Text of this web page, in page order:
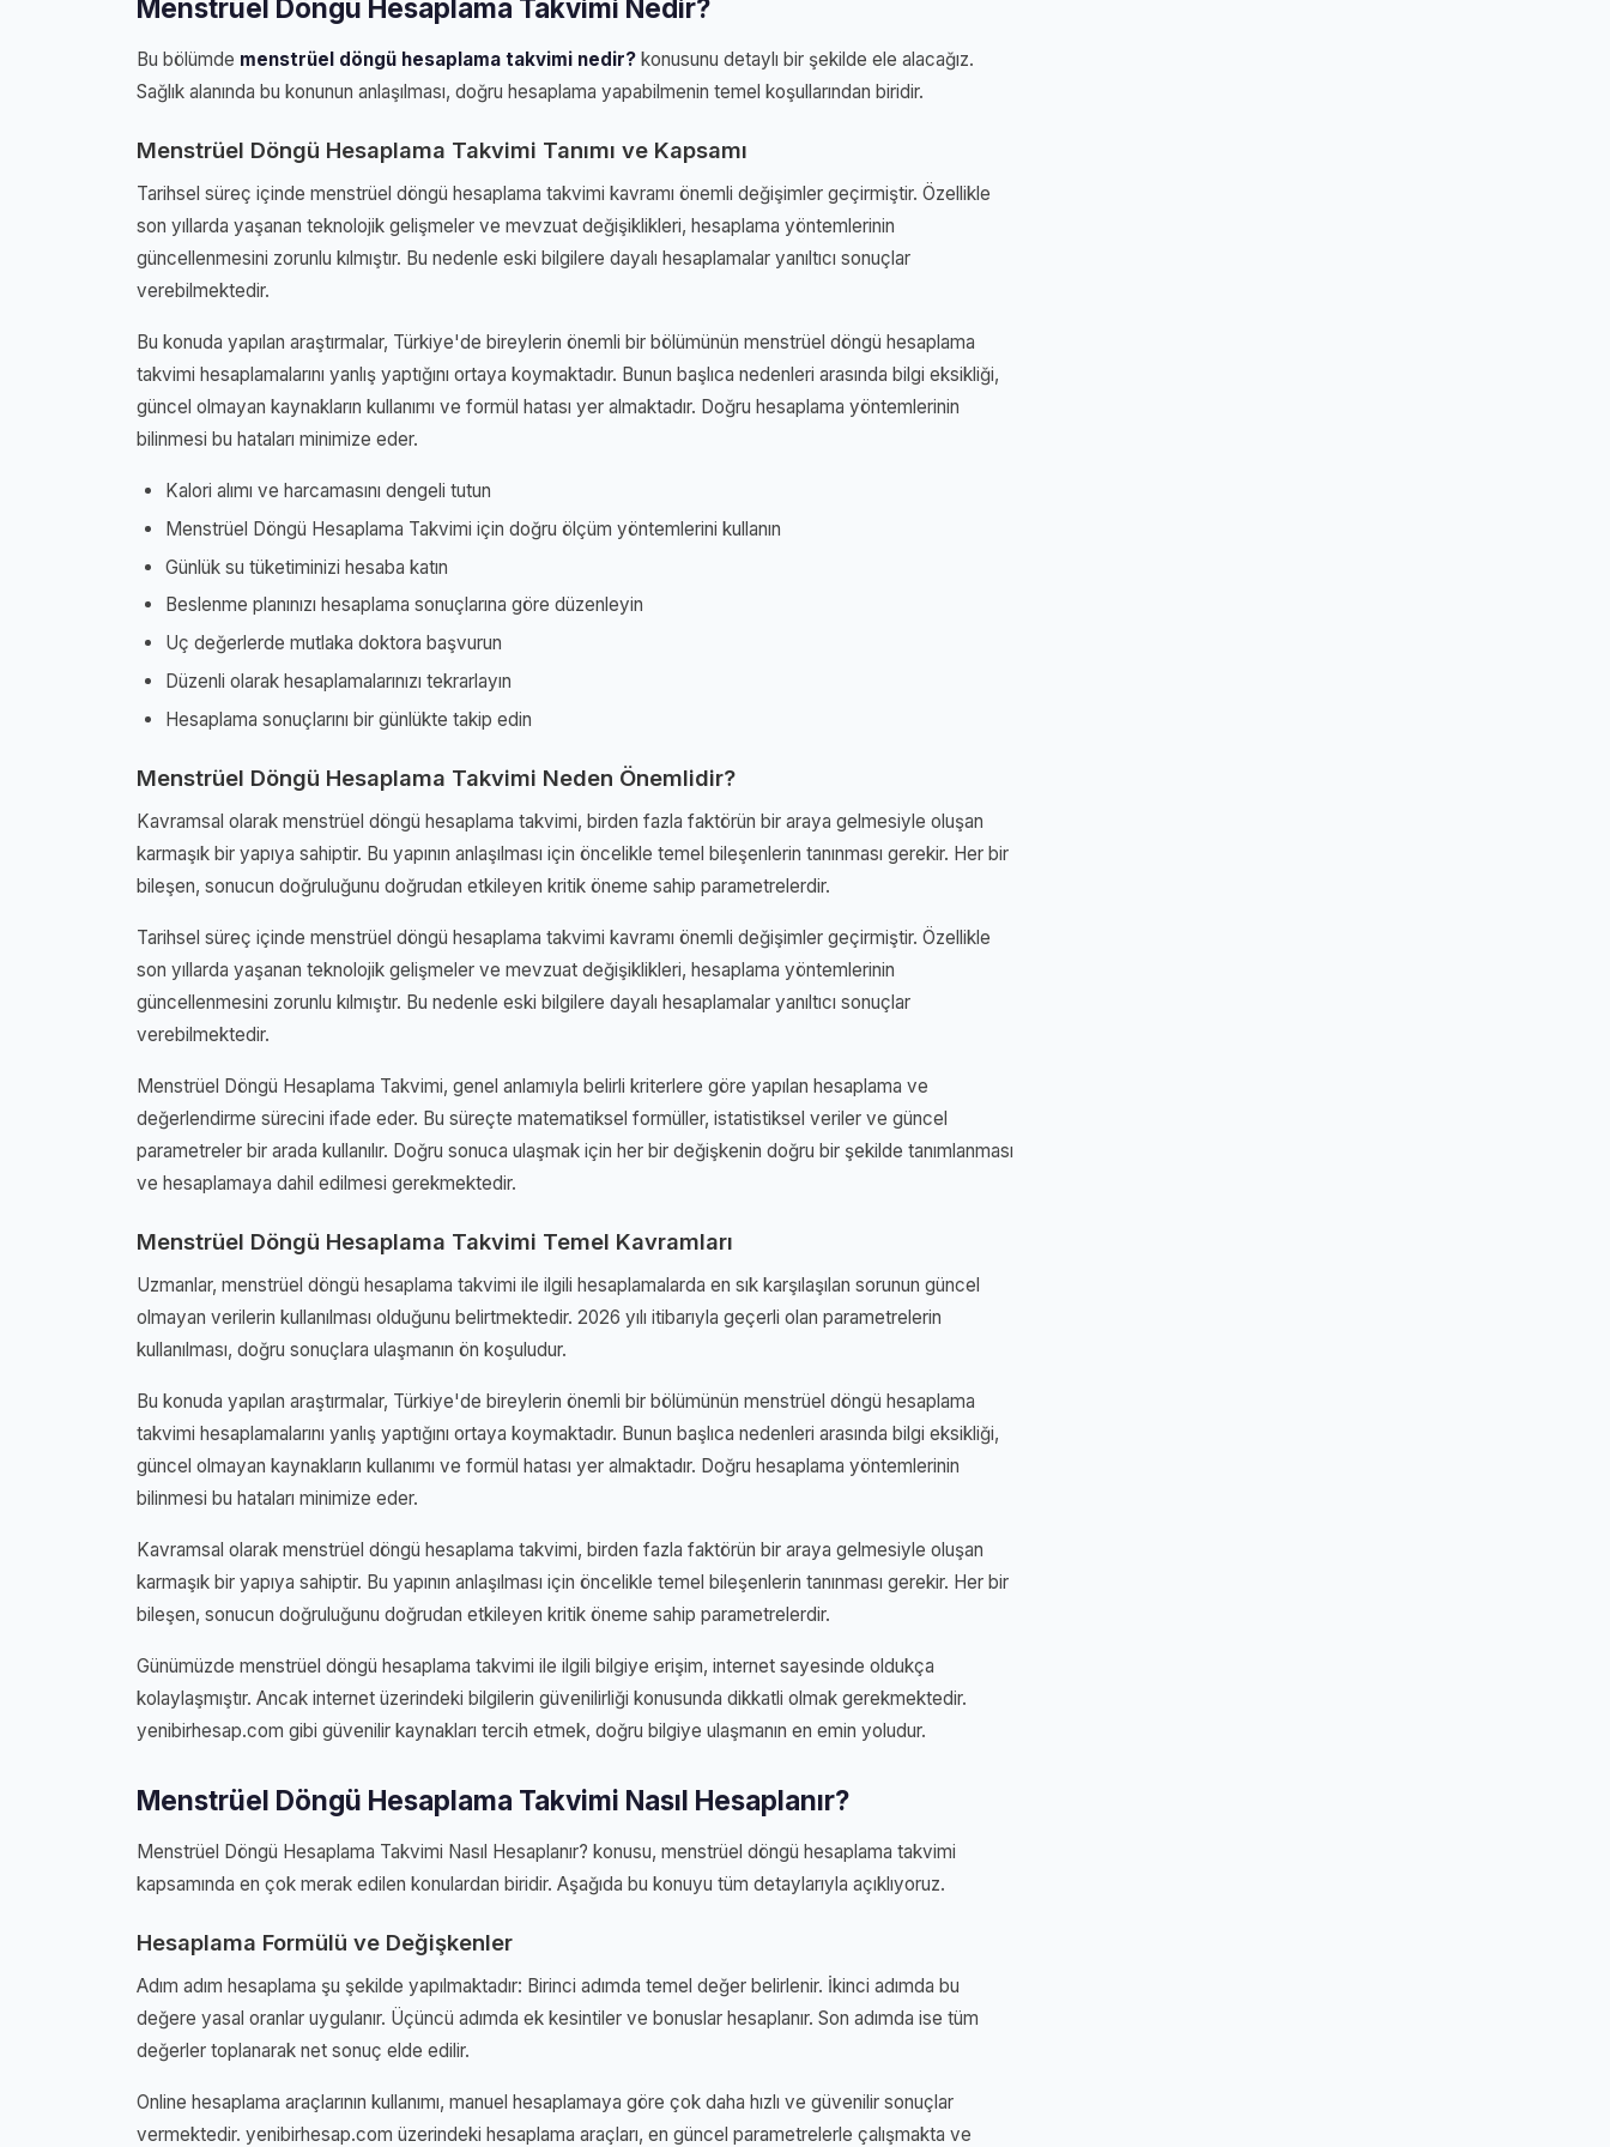
Menstrüel Döngü Hesaplama Takvimi Nedir?
Bu bölümde menstrüel döngü hesaplama takvimi nedir? konusunu detaylı bir şekilde ele alacağız.
Sağlık alanında bu konunun anlaşılması, doğru hesaplama yapabilmenin temel koşullarından biridir.
Menstrüel Döngü Hesaplama Takvimi Tanımı ve Kapsamı
Tarihsel süreç içinde menstrüel döngü hesaplama takvimi kavramı önemli değişimler geçirmiştir. Özellikle
son yıllarda yaşanan teknolojik gelişmeler ve mevzuat değişiklikleri, hesaplama yöntemlerinin
güncellenmesini zorunlu kılmıştır. Bu nedenle eski bilgilere dayalı hesaplamalar yanıltıcı sonuçlar
verebilmektedir.
Bu konuda yapılan araştırmalar, Türkiye'de bireylerin önemli bir bölümünün menstrüel döngü hesaplama
takvimi hesaplamalarını yanlış yaptığını ortaya koymaktadır. Bunun başlıca nedenleri arasında bilgi eksikliği,
güncel olmayan kaynakların kullanımı ve formül hatası yer almaktadır. Doğru hesaplama yöntemlerinin
bilinmesi bu hataları minimize eder.
Kalori alımı ve harcamasını dengeli tutun
Menstrüel Döngü Hesaplama Takvimi için doğru ölçüm yöntemlerini kullanın
Günlük su tüketiminizi hesaba katın
Beslenme planınızı hesaplama sonuçlarına göre düzenleyin
Uç değerlerde mutlaka doktora başvurun
Düzenli olarak hesaplamalarınızı tekrarlayın
Hesaplama sonuçlarını bir günlükte takip edin
Menstrüel Döngü Hesaplama Takvimi Neden Önemlidir?
Kavramsal olarak menstrüel döngü hesaplama takvimi, birden fazla faktörün bir araya gelmesiyle oluşan
karmaşık bir yapıya sahiptir. Bu yapının anlaşılması için öncelikle temel bileşenlerin tanınması gerekir. Her bir
bileşen, sonucun doğruluğunu doğrudan etkileyen kritik öneme sahip parametrelerdir.
Tarihsel süreç içinde menstrüel döngü hesaplama takvimi kavramı önemli değişimler geçirmiştir. Özellikle
son yıllarda yaşanan teknolojik gelişmeler ve mevzuat değişiklikleri, hesaplama yöntemlerinin
güncellenmesini zorunlu kılmıştır. Bu nedenle eski bilgilere dayalı hesaplamalar yanıltıcı sonuçlar
verebilmektedir.
Menstrüel Döngü Hesaplama Takvimi, genel anlamıyla belirli kriterlere göre yapılan hesaplama ve
değerlendirme sürecini ifade eder. Bu süreçte matematiksel formüller, istatistiksel veriler ve güncel
parametreler bir arada kullanılır. Doğru sonuca ulaşmak için her bir değişkenin doğru bir şekilde tanımlanması
ve hesaplamaya dahil edilmesi gerekmektedir.
Menstrüel Döngü Hesaplama Takvimi Temel Kavramları
Uzmanlar, menstrüel döngü hesaplama takvimi ile ilgili hesaplamalarda en sık karşılaşılan sorunun güncel
olmayan verilerin kullanılması olduğunu belirtmektedir. 2026 yılı itibarıyla geçerli olan parametrelerin
kullanılması, doğru sonuçlara ulaşmanın ön koşuludur.
Bu konuda yapılan araştırmalar, Türkiye'de bireylerin önemli bir bölümünün menstrüel döngü hesaplama
takvimi hesaplamalarını yanlış yaptığını ortaya koymaktadır. Bunun başlıca nedenleri arasında bilgi eksikliği,
güncel olmayan kaynakların kullanımı ve formül hatası yer almaktadır. Doğru hesaplama yöntemlerinin
bilinmesi bu hataları minimize eder.
Kavramsal olarak menstrüel döngü hesaplama takvimi, birden fazla faktörün bir araya gelmesiyle oluşan
karmaşık bir yapıya sahiptir. Bu yapının anlaşılması için öncelikle temel bileşenlerin tanınması gerekir. Her bir
bileşen, sonucun doğruluğunu doğrudan etkileyen kritik öneme sahip parametrelerdir.
Günümüzde menstrüel döngü hesaplama takvimi ile ilgili bilgiye erişim, internet sayesinde oldukça
kolaylaşmıştır. Ancak internet üzerindeki bilgilerin güvenilirliği konusunda dikkatli olmak gerekmektedir.
yenibirhesap.com gibi güvenilir kaynakları tercih etmek, doğru bilgiye ulaşmanın en emin yoludur.
Menstrüel Döngü Hesaplama Takvimi Nasıl Hesaplanır?
Menstrüel Döngü Hesaplama Takvimi Nasıl Hesaplanır? konusu, menstrüel döngü hesaplama takvimi
kapsamında en çok merak edilen konulardan biridir. Aşağıda bu konuyu tüm detaylarıyla açıklıyoruz.
Hesaplama Formülü ve Değişkenler
Adım adım hesaplama şu şekilde yapılmaktadır: Birinci adımda temel değer belirlenir. İkinci adımda bu
değere yasal oranlar uygulanır. Üçüncü adımda ek kesintiler ve bonuslar hesaplanır. Son adımda ise tüm
değerler toplanarak net sonuç elde edilir.
Online hesaplama araçlarının kullanımı, manuel hesaplamaya göre çok daha hızlı ve güvenilir sonuçlar
vermektedir. yenibirhesap.com üzerindeki hesaplama araçları, en güncel parametrelerle çalışmakta ve